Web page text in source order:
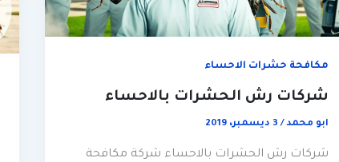
مكافحة حشرات الاحساء
شركات رش الحشرات بالاحساء
ابو محمد / 3 ديسمبر، 2019
شركات رش الحشرات بالاحساء شركة مكافحة